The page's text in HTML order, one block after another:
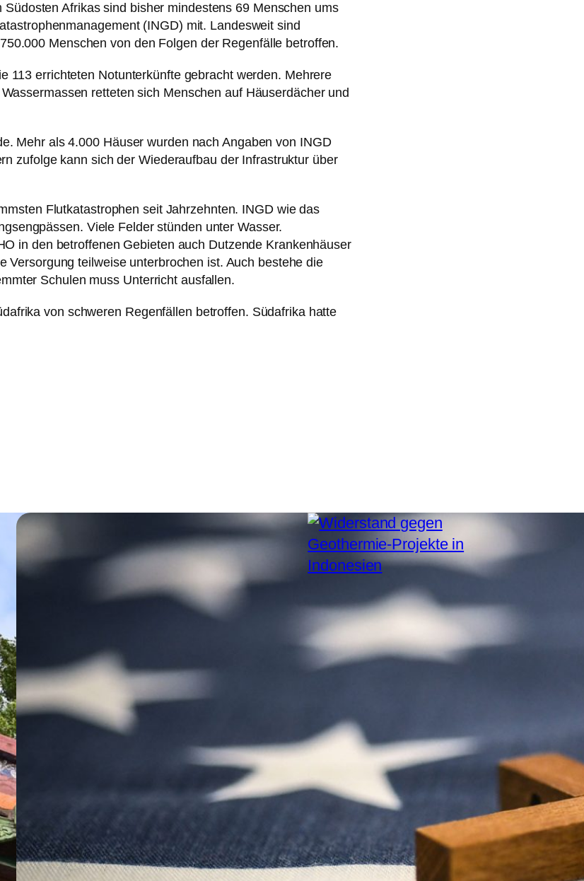
Afrikas sind bisher mindestens 69 Menschen ums
(INGD) mit. Landesweit sind
Menschen von den Folgen der Regenfälle betroffen.
113 errichteten Notunterkünfte gebracht werden. Mehrere
retteten sich Menschen auf Häuserdächer und
Mehr als 4.000 Häuser wurden nach Angaben von INGD
zufolge kann sich der Wiederaufbau der Infrastruktur über
Flutkatastrophen seit Jahrzehnten. INGD wie das
Viele Felder stünden unter Wasser.
in den betroffenen Gebieten auch Dutzende Krankenhäuser
teilweise unterbrochen ist. Auch bestehe die
Schulen muss Unterricht ausfallen.
von schweren Regenfällen betroffen. Südafrika hatte
5. August 2026
Widerstand
gegen
Geothermie-
Indonesien
Geothermie-Projekte auf der
mehrheitlich katholischen Insel
Flores gehören zur Politik
Indonesiens für die
Energiewende. Mit einem
Dutzend Vulkanen hat Flores laut
offiziellen Angaben ein Potenzial
von 902 Megawatt. Doch nicht